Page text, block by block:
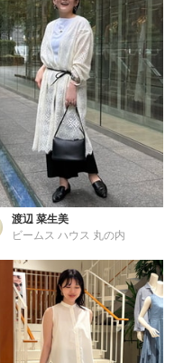
渡辺 菜生美
ビームス ハウス 丸の内